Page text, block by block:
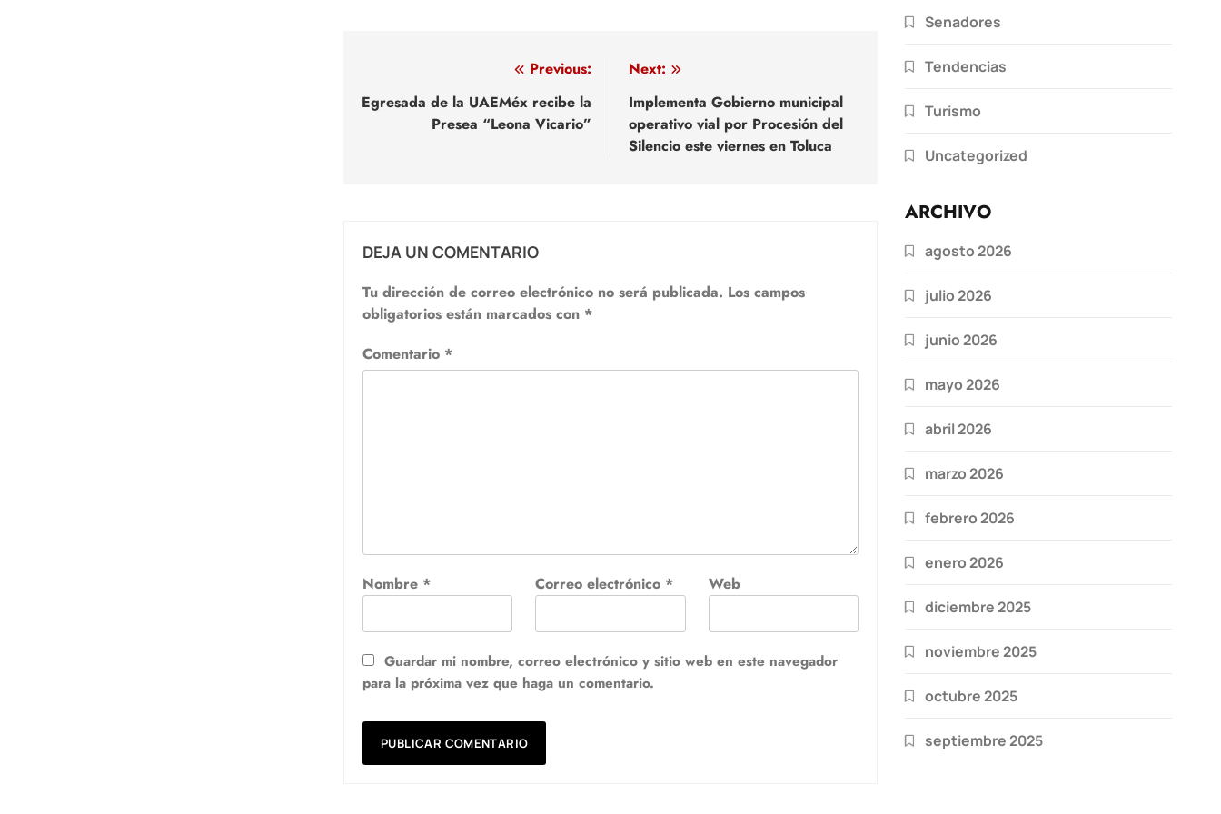
de
entradas
Previous:
Egresada de la UAEMéx recibe la
Presea “Leona Vicario”
Next:
Implementa Gobierno municipal
operativo vial por Procesión del
Silencio este viernes en Toluca
DEJA UN COMENTARIO
Tu dirección de correo electrónico no será publicada. Los campos
obligatorios están marcados con *
Comentario *
Nombre * Correo electrónico * Web
Guardar mi nombre, correo electrónico y sitio web en este navegador
para la próxima vez que haga un comentario.
Senadores
Tendencias
Turismo
Uncategorized
ARCHIVO
agosto 2026
julio 2026
junio 2026
mayo 2026
abril 2026
marzo 2026
febrero 2026
enero 2026
diciembre 2025
noviembre 2025
octubre 2025
septiembre 2025